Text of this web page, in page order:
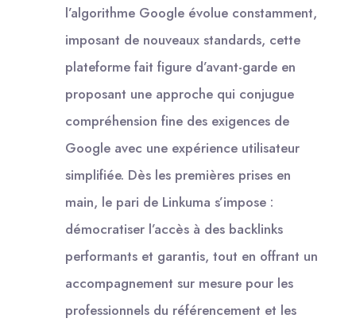
l’algorithme Google évolue constamment,
imposant de nouveaux standards, cette
plateforme fait figure d’avant-garde en
proposant une approche qui conjugue
compréhension fine des exigences de
Google avec une expérience utilisateur
simplifiée. Dès les premières prises en
main, le pari de Linkuma s’impose :
démocratiser l’accès à des backlinks
performants et garantis, tout en offrant un
accompagnement sur mesure pour les
professionnels du référencement et les